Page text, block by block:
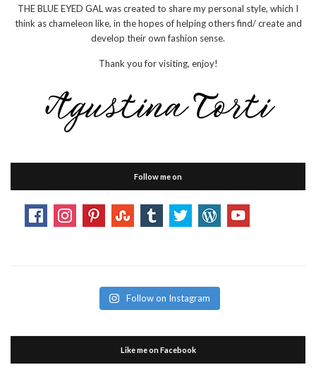
THE BLUE EYED GAL was created to share my personal style, which I
think as chameleon like, in the hopes of helping others find/ create and
develop their own fashion sense.
Thank you for visiting, enjoy!
Follow me on
Follow on Instagram
Like me on Facebook